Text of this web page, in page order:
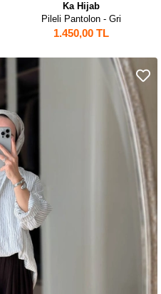
Ka Hijab
Pileli Pantolon - Gri
1.450,00 TL